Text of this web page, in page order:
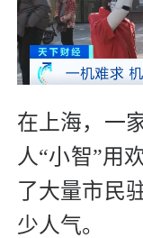
在上海，一
人“小智”用
了大量市民
少人气。